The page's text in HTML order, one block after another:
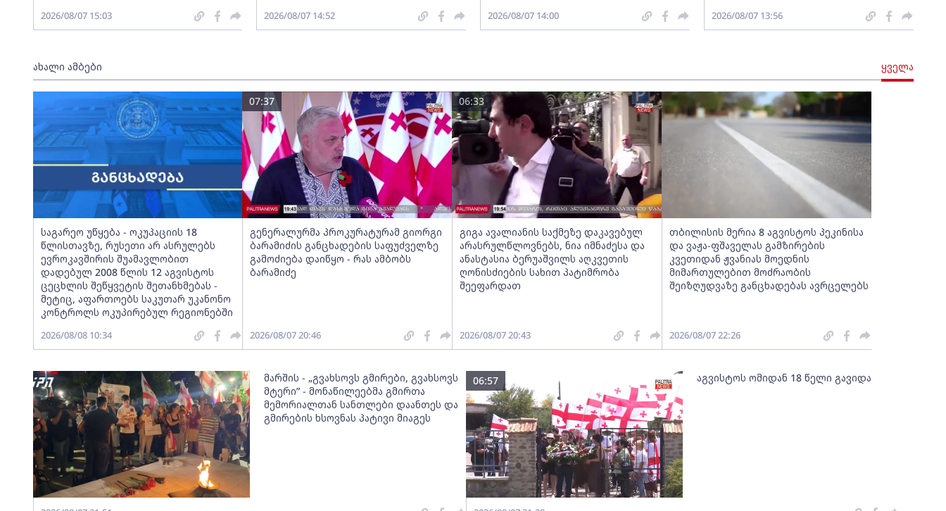
2026/08/07 15:03 2026/08/07 14:52 2026/08/07 14:00 2026/08/07 13:56
ახალი ამბები ყველა
საგარეო უწყება - ოკუპაციის 18
წლისთავზე, რუსეთი არ ასრულებს
ევროკავშირის შუამავლობით
დადებულ 2008 წლის 12 აგვისტოს
ცეცხლის შეწყვეტის შეთანხმებას -
მეტიც, აფართოებს საკუთარ უკანონო
კონტროლს ოკუპირებულ რეგიონებში
2026/08/08 10:34
გენერალურმა პროკურატურამ გიორგი
ბარამიძის განცხადების საფუძველზე
გამოძიება დაიწყო - რას ამბობს
ბარამიძე
07:37
2026/08/07 20:46
გიგა ავალიანის საქმეზე დაკავებულ
არასრულწლოვნებს, ნია იმნაძესა და
ანასტასია ბერუაშვილს აღკვეთის
ღონისძიების სახით პატიმრობა
შეეფარდათ
06:33
2026/08/07 20:43
თბილისის მერია 8 აგვისტოს პეკინისა
და ვაჟა-ფშაველას გამზირების
კვეთიდან ჟვანიას მოედნის
მიმართულებით მოძრაობის
შეიზღუდვაზე განცხადებას ავრცელებს
2026/08/07 22:26
მარშის - „გვახსოვს გმირები, გვახსოვს
მტერი” - მონაწილეებმა გმირთა
მემორიალთან სანთლები დაანთეს და
გმირების ხსოვნას პატივი მიაგეს
აგვისტოს ომიდან 18 წელი გავიდა
06:57